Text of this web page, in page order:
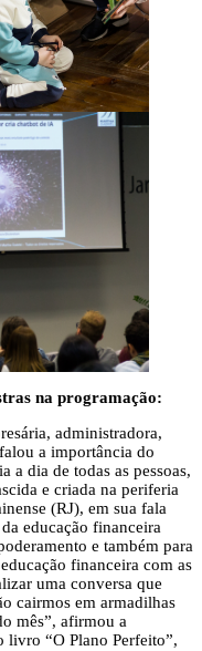
na programação:
administradora,
a importância do
a dia de todas as pessoas,
e criada na periferia
(RJ), em sua fala
educação financeira
e também para
financeira com as
uma conversa que
cairmos em armadilhas
mês”, afirmou a
livro “O Plano Perfeito”,